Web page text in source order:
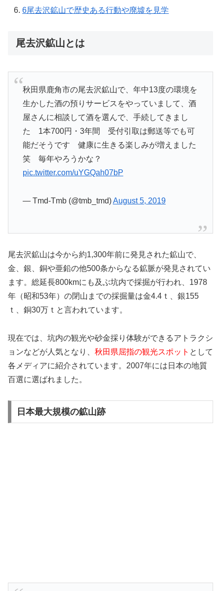
6尾去沢鉱山で歴史ある行動や廃墟を見学
尾去沢鉱山とは
秋田県鹿角市の尾去沢鉱山で、年中13度の環境を
生かした酒の預りサービスをやっていまして、酒
屋さんに相談して酒を選んで、手続してきまし
た 1本700円・3年間 受付引取は郵送等でも可
能だそうです 健康に生きる楽しみが増えました
笑 毎年やろうかな？
pic.twitter.com/uYGQah07bP
— Tmd-Tmb (@tmb_tmd)August 5, 2019
尾去沢鉱山は今から約1,300年前に発見された鉱山で、
金、銀、銅や亜鉛の他500条からなる鉱脈が発見されてい
ます。総延長800kmにも及ぶ坑内で採掘が行われ、1978
年（昭和53年）の閉山までの採掘量は金4.4ｔ、銀155
ｔ、銅30万ｔと言われています。
現在では、坑内の観光や砂金採り体験ができるアトラクシ
ョンなどが人気となり、 秋田県屈指の観光スポット として
各メディアに紹介されています。2007年には日本の地質
百選に選ばれました。
日本最大規模の鉱山跡